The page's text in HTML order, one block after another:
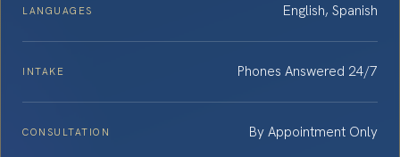
LANGUAGES English, Spanish
INTAKE Phones Answered 24/7
CONSULTATION By Appointment Only